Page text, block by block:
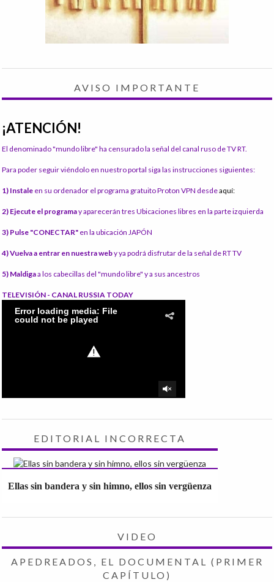
AVISO IMPORTANTE
¡ATENCIÓN!
El denominado "mundo libre" ha censurado la señal del canal ruso de TV RT.
Para poder seguir viéndolo en nuestro portal siga las instrucciones siguientes:
1) Instale en su ordenador el programa gratuito Proton VPN desdeaquí:
2) Ejecute el programay aparecerán tres Ubicaciones libres en la parte izquierda
3) Pulse "CONECTAR" en la ubicación JAPÓN
4) Vuelva a entrar en nuestra weby ya podrá disfrutar de la señal de RT TV
5) Maldigaa los cabecillas del "mundo libre" y a sus ancestros
TELEVISIÓN - CANAL RUSSIA TODAY
EDITORIAL INCORRECTA
Ellas sin bandera y sin himno, ellos sin vergüenza
VIDEO
APEDREADOS, EL DOCUMENTAL (PRIMER
CAPÍTULO)